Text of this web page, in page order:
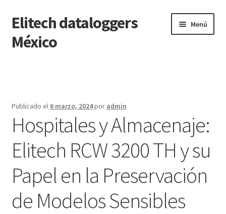
Saltar
a
navegación
Ir
al
contenido
Elitech dataloggers
México
Menú
Finalizar compra
Mi cuenta
Página de ejemplo
Tienda
Publicado el 6 marzo, 2024por admin
Hospitales y Almacenaje:
Elitech RCW 3200 TH y su
Papel en la Preservación
de Modelos Sensibles